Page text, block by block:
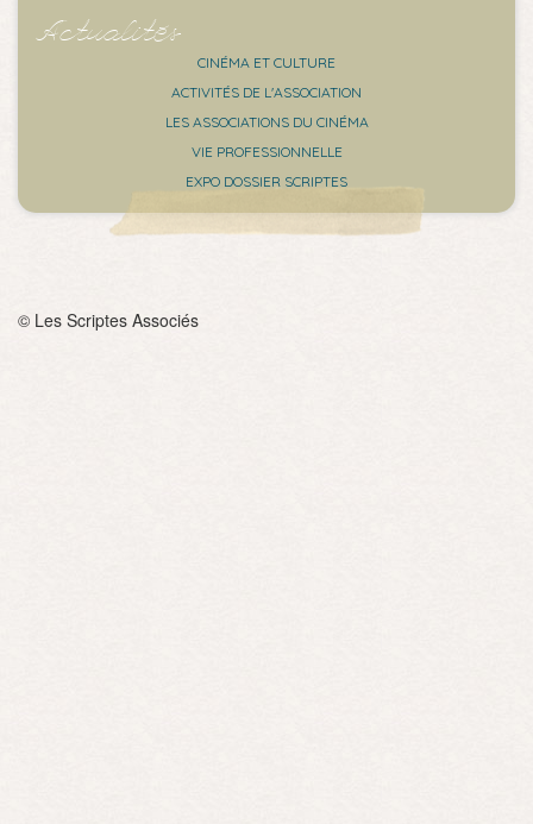
Actualités
CINÉMA ET CULTURE
ACTIVITÉS DE L'ASSOCIATION
LES ASSOCIATIONS DU CINÉMA
VIE PROFESSIONNELLE
EXPO DOSSIER SCRIPTES
© Les Scriptes Associés